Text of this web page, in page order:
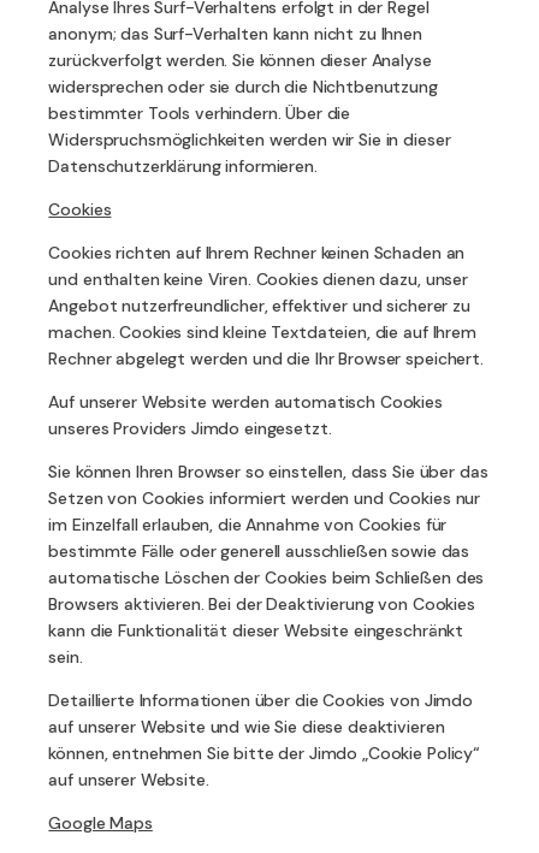
Analyse Ihres Surf-Verhaltens erfolgt in der Regel
anonym; das Surf-Verhalten kann nicht zu Ihnen
zurückverfolgt werden. Sie können dieser Analyse
widersprechen oder sie durch die Nichtbenutzung
bestimmter Tools verhindern. Über die
Widerspruchsmöglichkeiten werden wir Sie in dieser
Datenschutzerklärung informieren.
Cookies
Cookies richten auf Ihrem Rechner keinen Schaden an
und enthalten keine Viren. Cookies dienen dazu, unser
Angebot nutzerfreundlicher, effektiver und sicherer zu
machen. Cookies sind kleine Textdateien, die auf Ihrem
Rechner abgelegt werden und die Ihr Browser speichert.
Auf unserer Website werden automatisch Cookies
unseres Providers Jimdo eingesetzt.
Sie können Ihren Browser so einstellen, dass Sie über das
Setzen von Cookies informiert werden und Cookies nur
im Einzelfall erlauben, die Annahme von Cookies für
bestimmte Fälle oder generell ausschließen sowie das
automatische Löschen der Cookies beim Schließen des
Browsers aktivieren. Bei der Deaktivierung von Cookies
kann die Funktionalität dieser Website eingeschränkt
sein.
Detaillierte Informationen über die Cookies von Jimdo
auf unserer Website und wie Sie diese deaktivieren
können, entnehmen Sie bitte der Jimdo „Cookie Policy“
auf unserer Website.
Google Maps